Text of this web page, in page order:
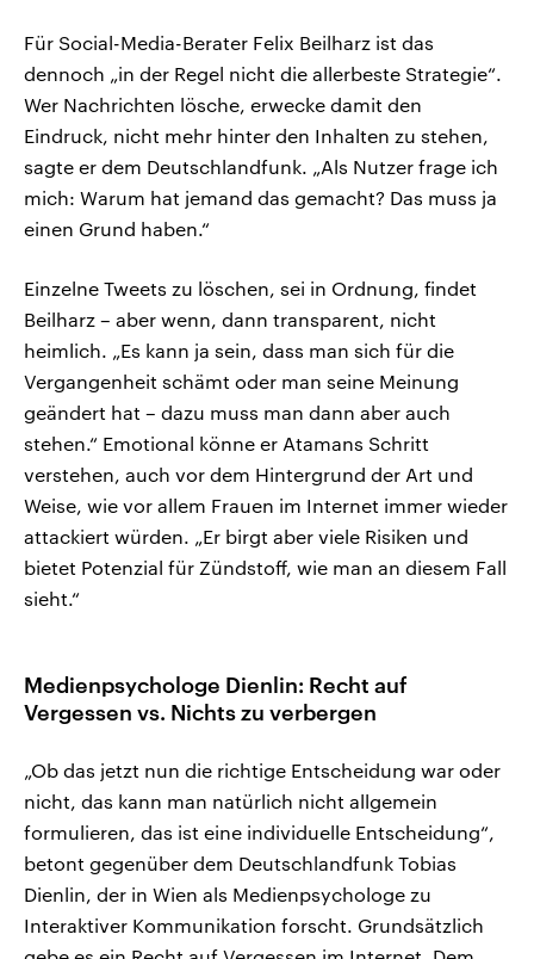
Für Social-Media-Berater Felix Beilharz ist das
dennoch „in der Regel nicht die allerbeste Strategie“.
Wer Nachrichten lösche, erwecke damit den
Eindruck, nicht mehr hinter den Inhalten zu stehen,
sagte er dem Deutschlandfunk. „Als Nutzer frage ich
mich: Warum hat jemand das gemacht? Das muss ja
einen Grund haben.“
Einzelne Tweets zu löschen, sei in Ordnung, findet
Beilharz – aber wenn, dann transparent, nicht
heimlich. „Es kann ja sein, dass man sich für die
Vergangenheit schämt oder man seine Meinung
geändert hat – dazu muss man dann aber auch
stehen.“ Emotional könne er Atamans Schritt
verstehen, auch vor dem Hintergrund der Art und
Weise, wie vor allem Frauen im Internet immer wieder
attackiert würden. „Er birgt aber viele Risiken und
bietet Potenzial für Zündstoff, wie man an diesem Fall
sieht.“
Medienpsychologe Dienlin: Recht auf
Vergessen vs. Nichts zu verbergen
„Ob das jetzt nun die richtige Entscheidung war oder
nicht, das kann man natürlich nicht allgemein
formulieren, das ist eine individuelle Entscheidung“,
betont gegenüber dem Deutschlandfunk Tobias
Dienlin, der in Wien als Medienpsychologe zu
Interaktiver Kommunikation forscht. Grundsätzlich